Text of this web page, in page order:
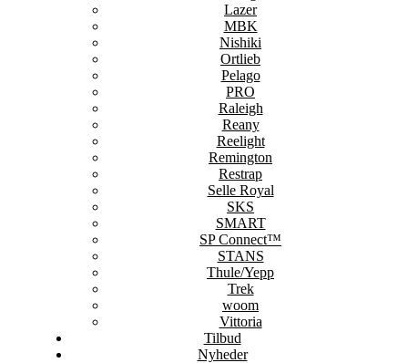
Lazer
MBK
Nishiki
Ortlieb
Pelago
PRO
Raleigh
Reany
Reelight
Remington
Restrap
Selle Royal
SKS
SMART
SP Connect™
STANS
Thule/Yepp
Trek
woom
Vittoria
Tilbud
Nyheder